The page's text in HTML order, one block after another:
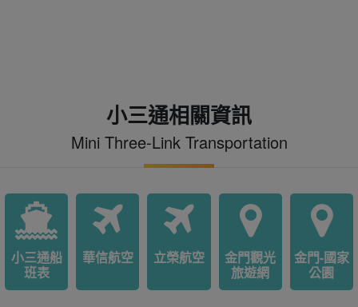
小三通相關資訊
Mini Three-Link Transportation
小三通船
班表
華信航空 立榮航空
金門觀光
旅遊網
金門-國家
公園